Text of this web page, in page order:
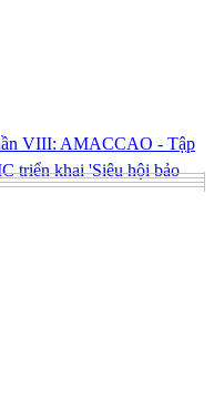
VIII: AMACCAO - Tập
triển khai 'Siêu hội bảo